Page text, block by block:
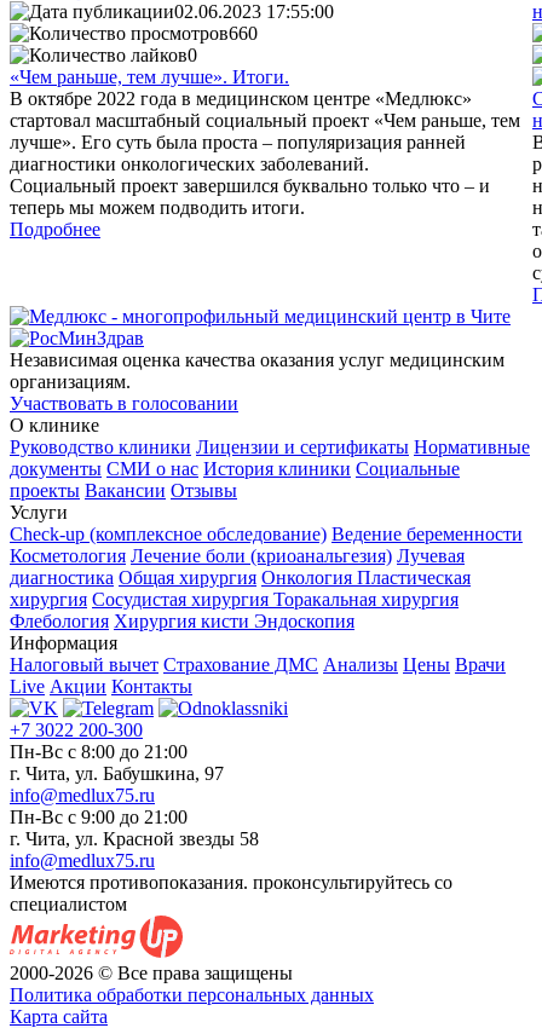
02.06.2023 17:55:00
660
0
«Чем раньше, тем лучше». Итоги.
В октябре 2022 года в медицинском центре «Медлюкс»
стартовал масштабный социальный проект «Чем раньше, тем
лучше». Его суть была проста – популяризация ранней
диагностики онкологических заболеваний.
Социальный проект завершился буквально только что – и
теперь мы можем подводить итоги.
Подробнее
Независимая оценка качества оказания услуг медицинским
организациям.
Участвовать в голосовании
О клинике
Руководство клиники Лицензии и сертификаты Нормативные
документы СМИ о нас История клиники Социальные
проекты Вакансии Отзывы
Услуги
Check-up (комплексное обследование) Ведение беременности
Косметология Лечение боли (криоанальгезия) Лучевая
диагностика Общая хирургия Онкология Пластическая
хирургия Сосудистая хирургия Торакальная хирургия
Флебология Хирургия кисти Эндоскопия
Информация
Налоговый вычет Страхование ДМС Анализы Цены Врачи
Live Акции Контакты
+7 3022 200-300
Пн-Вс с 8:00 до 21:00
г. Чита, ул. Бабушкина, 97
info@medlux75.ru
Пн-Вс с 9:00 до 21:00
г. Чита, ул. Красной звезды 58
info@medlux75.ru
Имеются противопоказания. проконсультируйтесь со
специалистом
2000-2026 © Все права защищены
Политика обработки персональных данных
Карта сайта